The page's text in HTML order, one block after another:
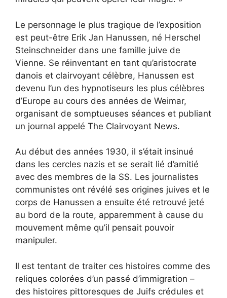
Le personnage le plus tragique de l’exposition
est peut-être Erik Jan Hanussen, né Herschel
Steinschneider dans une famille juive de
Vienne. Se réinventant en tant qu’aristocrate
danois et clairvoyant célèbre, Hanussen est
devenu l’un des hypnotiseurs les plus célèbres
d’Europe au cours des années de Weimar,
organisant de somptueuses séances et publiant
un journal appelé The Clairvoyant News.
Au début des années 1930, il s’était insinué
dans les cercles nazis et se serait lié d’amitié
avec des membres de la SS. Les journalistes
communistes ont révélé ses origines juives et le
corps de Hanussen a ensuite été retrouvé jeté
au bord de la route, apparemment à cause du
mouvement même qu’il pensait pouvoir
manipuler.
Il est tentant de traiter ces histoires comme des
reliques colorées d’un passé d’immigration –
des histoires pittoresques de Juifs crédules et